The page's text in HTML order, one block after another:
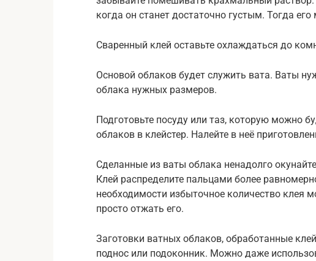
когда он станет достаточно густым. Тогда
Сваренный клей оставьте охлаждаться до
Основой облаков будет служить вата. Ваты
облака нужных размеров.
Подготовьте посуду или таз, которую можно
облаков в клейстер. Налейте в неё
Сделанные из ваты облака ненадолго
Клей распределите пальцами более
необходимости избыточное количество клея
просто отжать его.
Заготовки ватных облаков, обработанные
поднос или подоконник. Можно даже